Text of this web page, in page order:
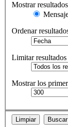
Mostrar
Ordenar
Limitar resultados
Mostrar los